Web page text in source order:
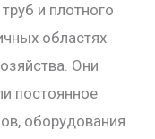
и плотного
областях
Они
постоянное
оборудования